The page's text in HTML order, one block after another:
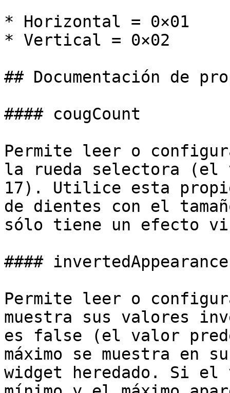
* Horizontal = 0×01
* Vertical = 0×02
## Documentación de
#### cougCount
Permite leer o
la rueda selectora (el
17). Utilice esta
de dientes con el
sólo tiene un efecto
#### invertedAppearance
Permite leer o
muestra sus valores
es false (el valor
máximo se muestra en
widget heredado. Si